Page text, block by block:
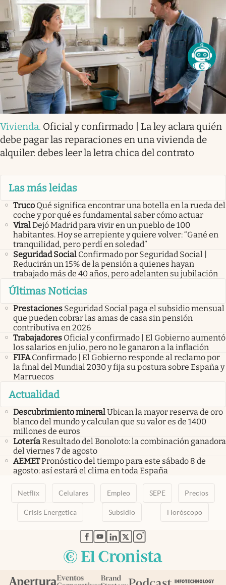
Vivienda. Oficial y confirmado | La ley aclara quién
debe pagar las reparaciones en una vivienda de
alquiler: debes leer la letra chica del contrato
Las más leidas
Truco Qué significa encontrar una botella en la rueda del
coche y por qué es fundamental saber cómo actuar
ViralDejó Madrid para vivir en un pueblo de 100
habitantes. Hoy se arrepiente y quiere volver: “Gané en
tranquilidad, pero perdí en soledad”
Seguridad Social Confirmado por Seguridad Social |
Reducirán un 15% de la pensión a quienes hayan
trabajado más de 40 años, pero adelanten su jubilación
Últimas Noticias
Prestaciones Seguridad Social paga el subsidio mensual
que pueden cobrar las amas de casa sin pensión
contributiva en 2026
Trabajadores Oficial y confirmado | El Gobierno aumentó
los salarios en julio, pero no le ganaron a la inflación
FIFA Confirmado | El Gobierno responde al reclamo por
la final del Mundial 2030 y fija su postura sobre España y
Marruecos
Actualidad
Descubrimiento mineralUbican la mayor reserva de oro
blanco del mundo y calculan que su valor es de 1400
millones de euros
LoteríaResultado del Bonoloto: la combinación ganadora
del viernes 7 de agosto
AEMETPronóstico del tiempo para este sábado 8 de
agosto: así estará el clima en toda España
Netflix Celulares Empleo SEPE Precios
Crisis Energetica Subsidio Horóscopo
abre en nueva pestaña
abre en nueva pestaña
abre en nueva pestaña
abre en nueva pestaña
abre en nueva pestaña